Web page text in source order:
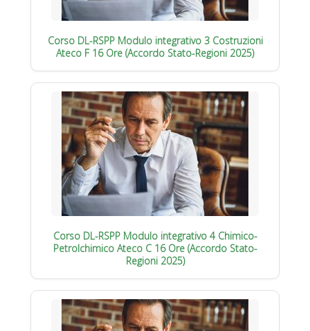
Corso DL-RSPP Modulo integrativo 3 Costruzioni
Ateco F 16 Ore (Accordo Stato-Regioni 2025)
Corso DL-RSPP Modulo integrativo 4 Chimico-
Petrolchimico Ateco C 16 Ore (Accordo Stato-
Regioni 2025)